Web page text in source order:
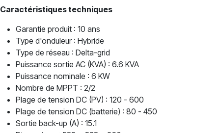
Caractéristiques techniques
Garantie produit : 10 ans
Type d'onduleur : Hybride
Type de réseau : Delta-grid
Puissance sortie AC (KVA) : 6.6 KVA
Puissance nominale : 6 KW
Nombre de MPPT : 2/2
Plage de tension DC (PV) : 120 - 600
Plage de tension DC (batterie) : 80 - 450
Sortie back-up (A) : 15.1